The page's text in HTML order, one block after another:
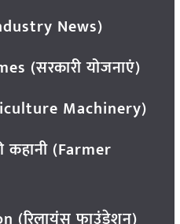
News)
(सरकारी योजनाएं)
Machinery)
कहानी (Farmer